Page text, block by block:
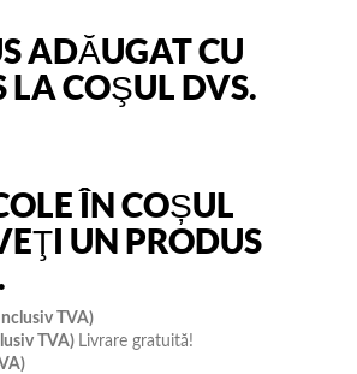
ADĂUGAT CU
LA COŞUL DVS.
ÎN COȘUL
UN PRODUS
TVA)
TVA) Livrare gratuită!